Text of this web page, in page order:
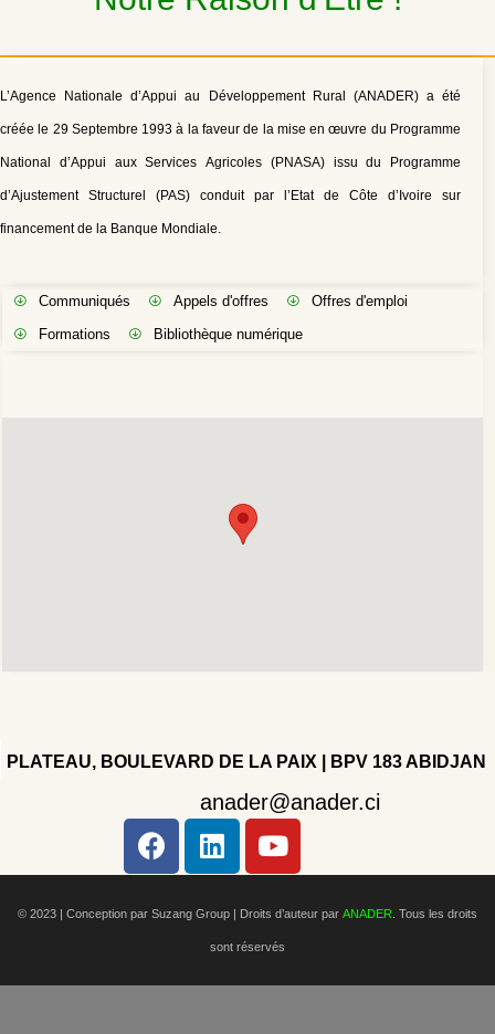
L’Agence Nationale d’Appui au Développement Rural (ANADER) a été
créée le 29 Septembre 1993 à la faveur de la mise en œuvre du Programme
National d’Appui aux Services Agricoles (PNASA) issu du Programme
d’Ajustement Structurel (PAS) conduit par l’Etat de Côte d’Ivoire sur
financement de la Banque Mondiale.
Communiqués Appels d'offres
Offres d'emploi
Formations
Bibliothèque numérique
PLATEAU, BOULEVARD DE LA PAIX | BPV 183 ABIDJAN
anader@anader.ci
© 2023 | Conception par Suzang Group | Droits d’auteur par ANADER . Tous les droits
sont réservés
Copyright 2022 - Company - All rights reserved. Powered
by WordPress.